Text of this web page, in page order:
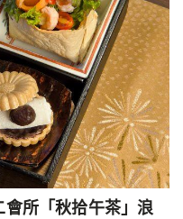
所「秋拾午茶」浪